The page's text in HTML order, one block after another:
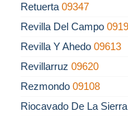
Retuerta 09347
Revilla Del Campo
Revilla Y Ahedo 09613
Revillarruz 09620
Rezmondo 09108
Riocavado De La Sierra